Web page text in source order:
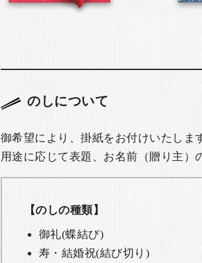
のしについて
御希望により、掛紙をお付けいたしま
用途に応じて表題、お名前（贈り主）
【のしの種類】
御礼(蝶結び)
寿・結婚祝(結び切り)